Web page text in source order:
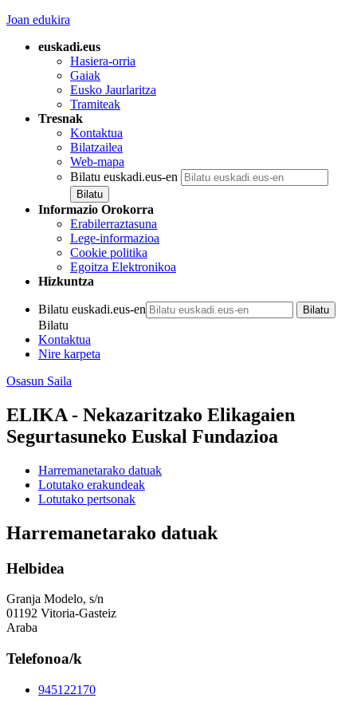
Joan edukira
euskadi.eus
Hasiera-orria
Gaiak
Eusko Jaurlaritza
Tramiteak
Tresnak
Kontaktua
Bilatzailea
Web-mapa
Bilatu euskadi.eus-en
Informazio Orokorra
Erabilerraztasuna
Lege-informazioa
Cookie politika
Egoitza Elektronikoa
Hizkuntza
Bilatu euskadi.eus-en
Bilatu
Kontaktua
Nire karpeta
Osasun Saila
ELIKA - Nekazaritzako Elikagaien
Segurtasuneko Euskal Fundazioa
Harremanetarako datuak
Lotutako erakundeak
Lotutako pertsonak
Harremanetarako datuak
Helbidea
Granja Modelo, s/n
01192 Vitoria-Gasteiz
Araba
Telefonoa/k
945122170